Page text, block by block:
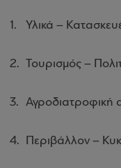
Υλικά –
Τουρισμός –
Αγροδιατροφική
Περιβάλλον –